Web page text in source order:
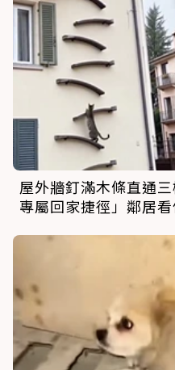
屋外牆釘滿木條直通
專屬回家捷徑」鄰居看